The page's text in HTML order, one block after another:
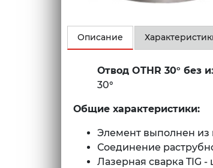
Описание
Отвод OTHR 30° без
30°
Общие характеристики:
Элемент выполнен
Соединение
Лазерная сварка TIG